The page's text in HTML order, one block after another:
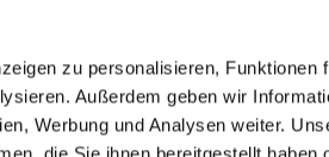
zu personalisieren, Funktionen
Außerdem geben wir
Werbung und Analysen weiter.